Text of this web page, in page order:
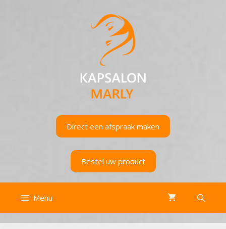
Direct een afspraak maken
Bestel uw product
Menu